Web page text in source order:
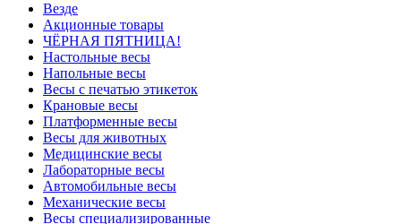
Везде
Акционные товары
ЧЁРНАЯ ПЯТНИЦА!
Настольные весы
Напольные весы
Весы с печатью этикеток
Крановые весы
Платформенные весы
Весы для животных
Медицинские весы
Лабораторные весы
Автомобильные весы
Механические весы
Весы специализированные